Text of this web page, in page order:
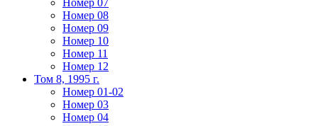
Номер 07
Номер 08
Номер 09
Номер 10
Номер 11
Номер 12
Том 8, 1995 г.
Номер 01-02
Номер 03
Номер 04